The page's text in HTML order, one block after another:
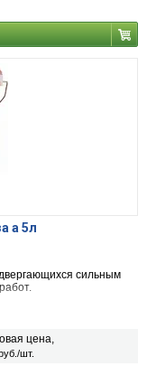
а 5л
сильным
цена,
шт.